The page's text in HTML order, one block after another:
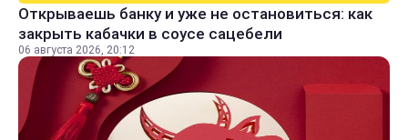
Открываешь банку и уже не остановиться: как
закрыть кабачки в соусе сацебели
06 августа 2026, 20:12